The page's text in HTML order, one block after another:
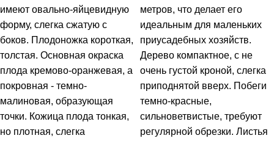
имеют овально-яйцевидную
форму, слегка сжатую с
боков. Плодоножка короткая,
толстая. Основная окраска
плода кремово-оранжевая, а
покровная - темно-
малиновая, образующая
точки. Кожица плода тонкая,
но плотная, слегка
метров, что делает его
идеальным для маленьких
приусадебных хозяйств.
Дерево компактное, с не
очень густой кроной, слегка
приподнятой вверх. Побеги
темно-красные,
сильноветвистые, требуют
регулярной обрезки. Листья